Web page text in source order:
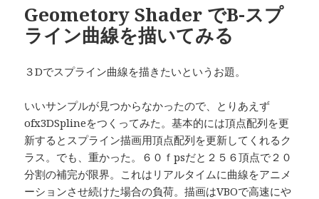
ー
Geometory Shader でB-スプ
ライン曲線を描いてみる
３Dでスプライン曲線を描きたいというお題。
いいサンプルが見つからなかったので、とりあえず
ofx3DSplineをつくってみた。基本的には頂点配列を更
新するとスプライン描画用頂点配列を更新してくれるク
ラス。でも、重かった。６０ｆpsだと２５６頂点で２０
分割の補完が限界。これはリアルタイムに曲線をアニメ
ーションさせ続けた場合の負荷。描画はVBOで高速にや